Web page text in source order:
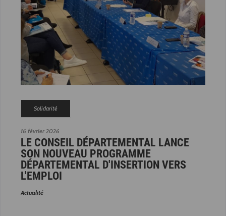
16 février 2026
Solidarité
LE CONSEIL DÉPARTEMENTAL LANCE
SON NOUVEAU PROGRAMME
DÉPARTEMENTAL D'INSERTION VERS
L'EMPLOI
Actualité